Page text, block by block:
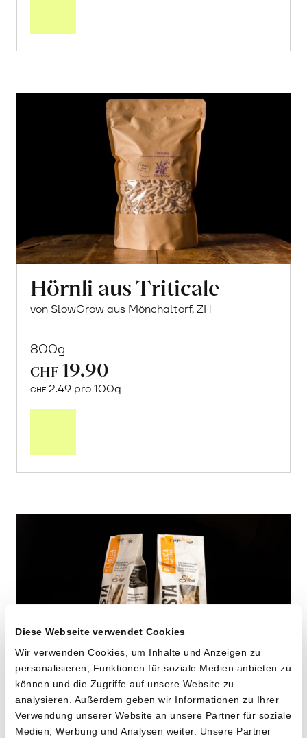
Diese Webseite verwendet Cookies
Wir verwenden Cookies, um Inhalte und Anzeigen zu
personalisieren, Funktionen für soziale Medien anbieten zu
können und die Zugriffe auf unsere Website zu
analysieren. Außerdem geben wir Informationen zu Ihrer
Verwendung unserer Website an unsere Partner für soziale
Medien, Werbung und Analysen weiter. Unsere Partner
Hörnli aus Triticale
von SlowGrow aus Mönchaltorf, ZH
800g
CHF 19.90
CHF 2.49 pro 100g
Maccheroni aus alten
Verpasse keine
Sammelbestellung!
Willst du benachrichtigt werden, wenn
wir eine Sammelbestellung machen